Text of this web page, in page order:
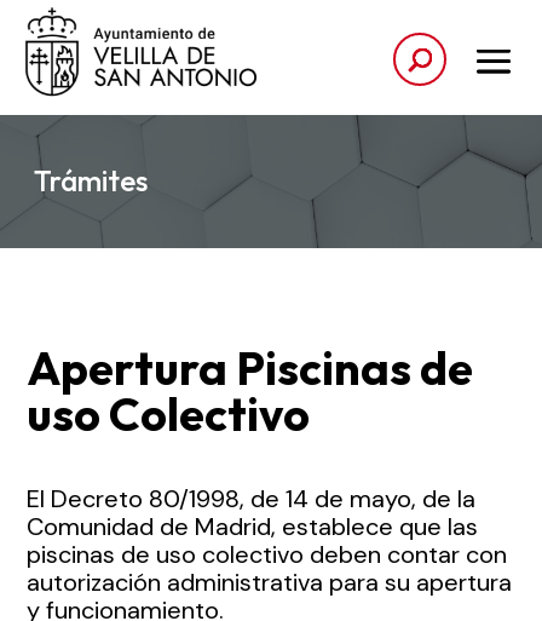
Trámites
Apertura Piscinas de
uso Colectivo
El Decreto 80/1998, de 14 de mayo, de la
Comunidad de Madrid, establece que las
piscinas de uso colectivo deben contar con
autorización administrativa para su apertura
y funcionamiento.